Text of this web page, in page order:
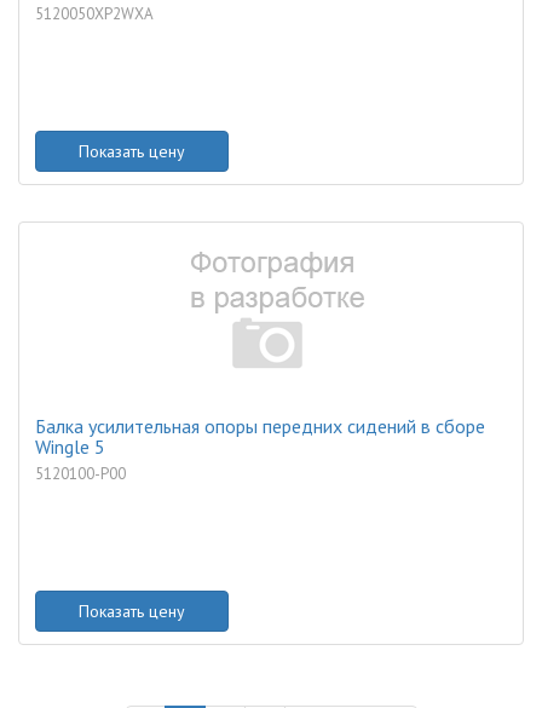
5120050XP2WXA
Показать цену
Балка усилительная опоры передних сидений в сборе
Wingle 5
5120100-P00
Показать цену